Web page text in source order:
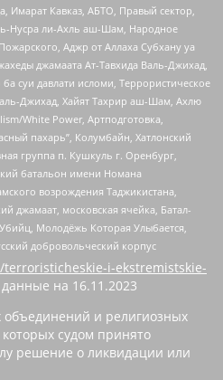
Имарат Кавказ, АБТО, Правый сектор,
Нусра ли-Ахль аш-Шам, Народное
Аджр от Аллаха Субхану уа
джамаата Ат-Тавхида Валь-Джихад,
суи давлати исломи, Террористическое
Джихад, Хайят Тахрир аш-Шам, Ахлю
White Power, Артподготовка,
пахарь”, Колумбайн, Хатлонский
группа п. Кушкуль г. Оренбург,
батальон имени Номана
возрождения Таджикистана,
джамаат, московская ячейка, Батал-
Молодёжь Которая Улыбается,
добровольческий корпус
i-ekstremistskie-
данные на 16.11.2023
и религиозных
судом принято
решение о ликвидации или